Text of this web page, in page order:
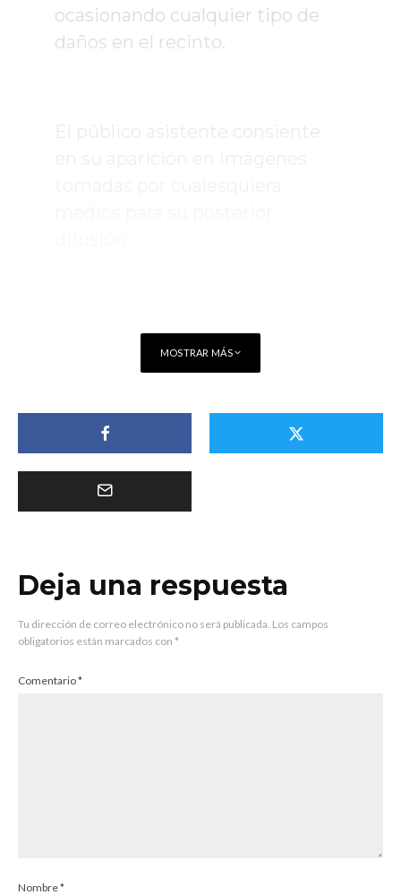
ocasionando cualquier tipo de
daños en el recinto.
MOSTRAR MÁS
Deja una respuesta
Tu dirección de correo electrónico no será publicada. Los campos
obligatorios están marcados con *
Comentario*
Nombre*